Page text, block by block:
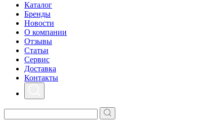
Каталог
Бренды
Новости
О компании
Отзывы
Статьи
Сервис
Доставка
Контакты